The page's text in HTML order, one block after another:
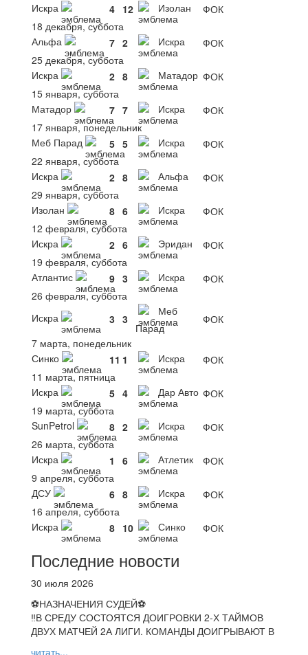
Искра
4 12 Изолан
ФОК
18 декабря, суббота
Альфа
7 2 Искра
ФОК
25 декабря, суббота
Искра
2 8 Матадор ФОК
15 января, суббота
Матадор
7 7 Искра
ФОК
17 января, понедельник
Меб Парад
5 5 Искра
ФОК
22 января, суббота
Искра
2 8 Альфа
ФОК
29 января, суббота
Изолан
8 6 Искра
ФОК
12 февраля, суббота
Искра
2 6 Эридан
ФОК
19 февраля, суббота
Атлантис
9 3 Искра
ФОК
26 февраля, суббота
Искра
3 3
Меб
Парад
ФОК
7 марта, понедельник
Синко
11 1 Искра
ФОК
11 марта, пятница
Искра
5 4 Дар Авто ФОК
19 марта, суббота
SunPetrol
8 2 Искра
ФОК
26 марта, суббота
Искра
1 6 Атлетик
ФОК
9 апреля, суббота
ДСУ
6 8 Искра
ФОК
16 апреля, суббота
Искра
8 10 Синко ФОК
Последние новости
30 июля 2026
⚽НАЗНАЧЕНИЯ СУДЕЙ⚽
‼В СРЕДУ СОСТОЯТСЯ ДОИГРОВКИ 2-Х ТАЙМОВ
ДВУХ МАТЧЕЙ 2А ЛИГИ. КОМАНДЫ ДОИГРЫВАЮТ В
читать...